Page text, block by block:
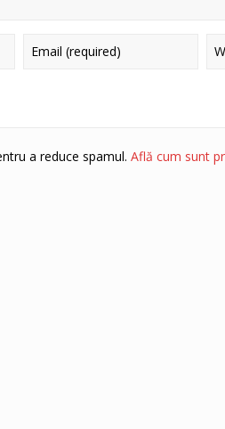
a reduce spamul. Află cum sunt